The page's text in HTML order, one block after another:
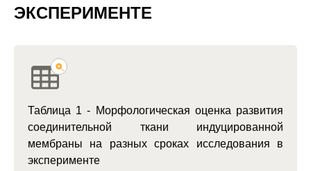
ЭКСПЕРИМЕНТЕ
Таблица 1 - Морфологическая оценка развития
соединительной ткани индуцированной
мембраны на разных сроках исследования в
эксперименте